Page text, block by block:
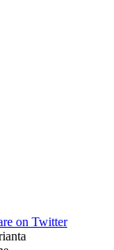
on Twitter